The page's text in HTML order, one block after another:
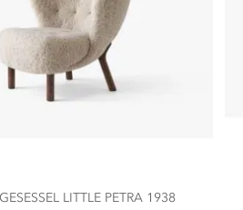
LITTLE PETRA 1938